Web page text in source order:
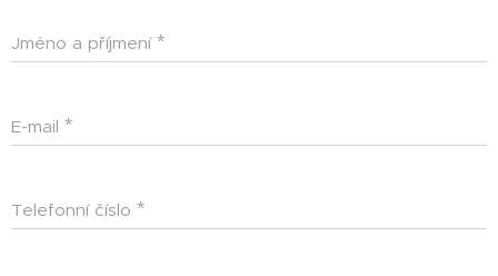
Jméno a příjmení
E-mail
Telefonní číslo